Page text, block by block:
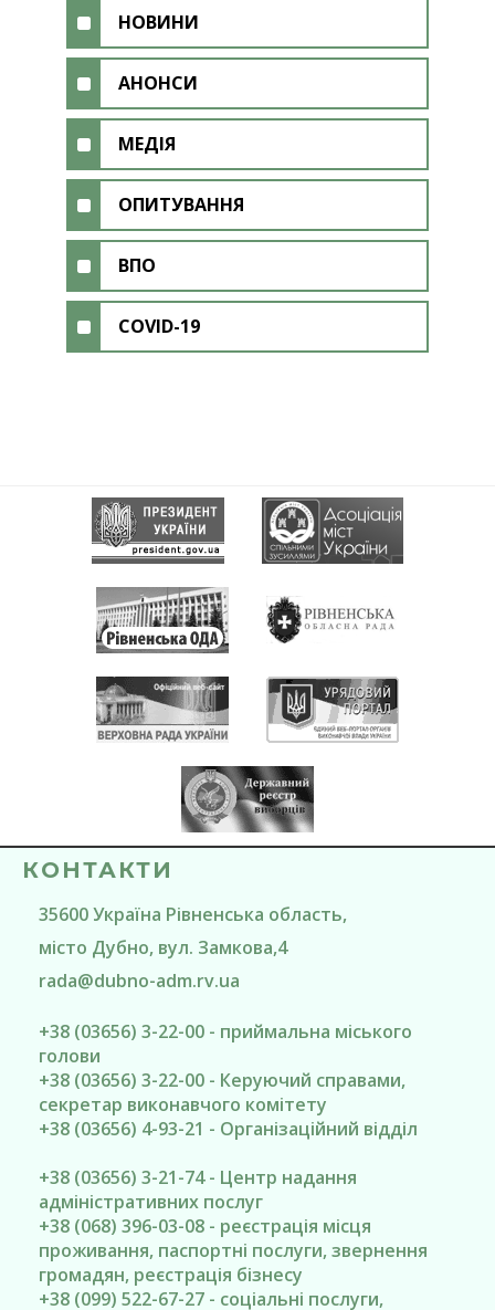
НОВИНИ
АНОНСИ
МЕДІЯ
ОПИТУВАННЯ
ВПО
COVID-19
КОНТАКТИ
35600Україна Рівненська область,
місто Дубно, вул. Замкова,4
rada@dubno-adm.rv.ua
+38 (03656) 3-22-00 - приймальна міського
голови
+38 (03656) 3-22-00 - Керуючий справами,
секретар виконавчого комітету
+38 (03656) 4-93-21 - Організаційний відділ
+38 (03656) 3-21-74 - Центр надання
адміністративних послуг
+38 (068) 396-03-08 - реєстрація місця
проживання, паспортні послуги, звернення
громадян, реєстрація бізнесу
+38 (099) 522-67-27 - соціальні послуги,